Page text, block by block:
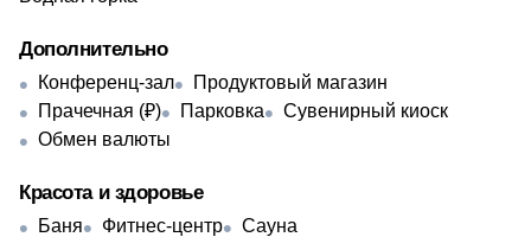
Дополнительно
Конференц-зал
Продуктовый магазин
Прачечная (₽)
Парковка
Сувенирный киоск
Обмен валюты
Красота и здоровье
Баня Фитнес-центр
Сауна